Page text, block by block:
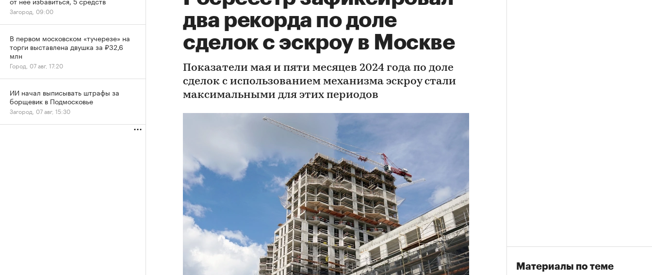
два рекорда по доле
сделок с эскроу в Москве
Показатели мая и пяти месяцев 2024 года по доле
сделок с использованием механизма эскроу стали
максимальными для этих периодов
Материалы по теме
Загород, 09:00
В первом московском «тучерезе» на
торги выставлена двушка за ₽32,6
млн
Город, 07 авг, 17:20
ИИ начал выписывать штрафы за
борщевик в Подмосковье
Загород, 07 авг, 15:30